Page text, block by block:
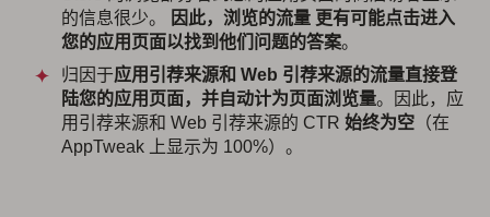
的信息很少。
因此，浏览的流量 更有可能点击进入
您的应用页面以找到他们问题的答案。
归因于应用引荐来源和 Web 引荐来源的流量直接登
陆您的应用页面，并自动计为页面浏览量。因此，应
用引荐来源和 Web 引荐来源的 CTR 始终为空 （在
AppTweak 上显示为 100%）。